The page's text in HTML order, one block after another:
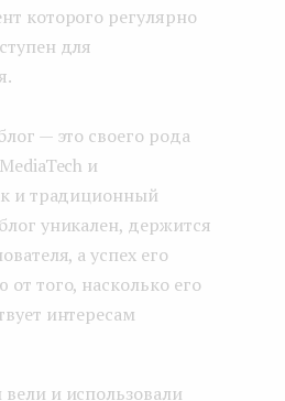
которого регулярно
для
— это своего рода
и
и традиционный
уникален, держится
а успех его
того, насколько его
интересам
и использовали